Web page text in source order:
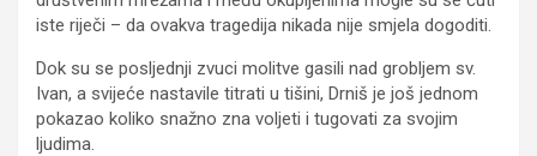
iste riječi – da ovakva tragedija nikada nije smjela dogoditi.
Dok su se posljednji zvuci molitve gasili nad grobljem sv.
Ivan, a svijeće nastavile titrati u tišini, Drniš je još jednom
pokazao koliko snažno zna voljeti i tugovati za svojim
ljudima.